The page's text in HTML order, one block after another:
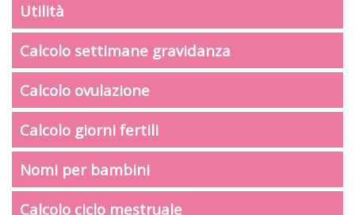
Utilità
Calcolo settimane gravidanza
Calcolo ovulazione
Calcolo giorni fertili
Nomi per bambini
Calcolo ciclo mestruale